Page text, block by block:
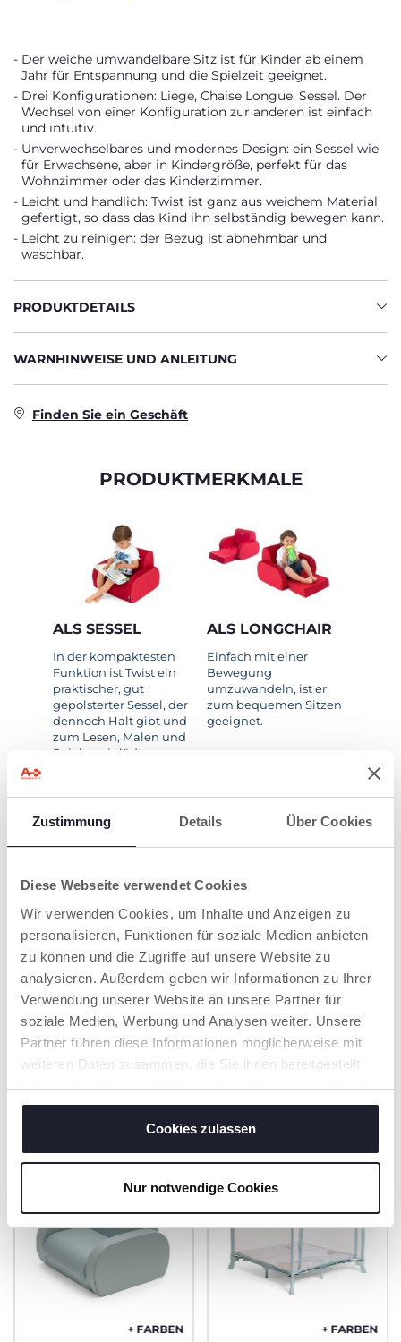
Zustimmung Details Über Cookies
Diese Webseite verwendet Cookies
Wir verwenden Cookies, um Inhalte und Anzeigen zu
personalisieren, Funktionen für soziale Medien anbieten
zu können und die Zugriffe auf unsere Website zu
analysieren. Außerdem geben wir Informationen zu Ihrer
Verwendung unserer Website an unsere Partner für
soziale Medien, Werbung und Analysen weiter. Unsere
Partner führen diese Informationen möglicherweise mit
weiteren Daten zusammen, die Sie ihnen bereitgestellt
haben oder die sie im Rahmen Ihrer Nutzung der Dienste
gesammelt haben.
Cookies zulassen
Nur notwendige Cookies
Der weiche umwandelbare Sitz ist für Kinder ab einem
Jahr für Entspannung und die Spielzeit geeignet.
Drei Konfigurationen: Liege, Chaise Longue, Sessel. Der
Wechsel von einer Konfiguration zur anderen ist einfach
und intuitiv.
Unverwechselbares und modernes Design: ein Sessel wie
für Erwachsene, aber in Kindergröße, perfekt für das
Wohnzimmer oder das Kinderzimmer.
Leicht und handlich: Twist ist ganz aus weichem Material
gefertigt, so dass das Kind ihn selbständig bewegen kann.
Leicht zu reinigen: der Bezug ist abnehmbar und
waschbar.
PRODUKTDETAILS
WARNHINWEISE UND ANLEITUNG
Finden Sie ein Geschäft
PRODUKTMERKMALE
ALS SESSEL
In der kompaktesten
Funktion ist Twist ein
praktischer, gut
gepolsterter Sessel, der
dennoch Halt gibt und
zum Lesen, Malen und
Spielen einlädt.
ALS LONGCHAIR
Einfach mit einer
Bewegung
umzuwandeln, ist er
zum bequemen Sitzen
geeignet.
ALS LIEGE
Ganz ausgezogen lädt
er zum Entspannen
und Kuscheln ein.
KÖNNTEN
+ FARBEN + FARBEN